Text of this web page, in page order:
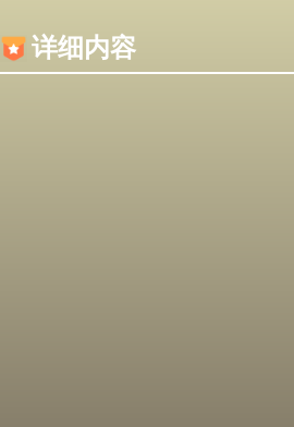
详细内容